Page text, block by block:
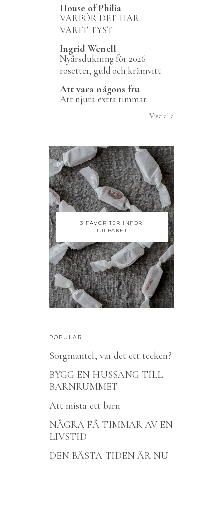
House of Philia
VARFÖR DET HAR
VARIT TYST
Ingrid Wenell
Nyårsdukning för 2026 –
rosetter, guld och krämvitt
Att vara någons fru
Att njuta extra timmar.
Visa alla
3 FAVORITER INFÖR
JULBAKET
POPULAR
Sorgmantel, var det ett tecken?
BYGG EN HUSSÄNG TILL
BARNRUMMET
Att mista ett barn
NÅGRA FÅ TIMMAR AV EN
LIVSTID
DEN BÄSTA TIDEN ÄR NU